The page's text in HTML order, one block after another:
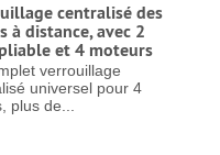
centralisé des
à distance, avec 2
et 4 moteurs
verrouillage
universel pour 4
plus de...